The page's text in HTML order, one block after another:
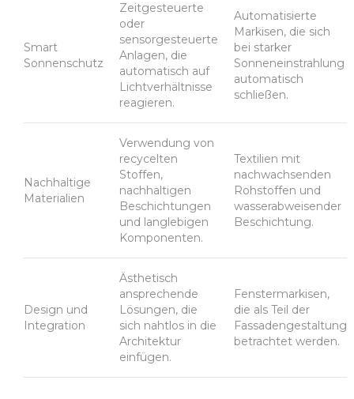
Smart
Sonnenschutz
Zeitgesteuerte
oder
sensorgesteuerte
Anlagen, die
automatisch auf
Lichtverhältnisse
reagieren.
Automatisierte
Markisen, die sich
bei starker
Sonneneinstrahlung
automatisch
schließen.
Nachhaltige
Materialien
Verwendung von
recycelten
Stoffen,
nachhaltigen
Beschichtungen
und langlebigen
Komponenten.
Textilien mit
nachwachsenden
Rohstoffen und
wasserabweisender
Beschichtung.
Design und
Integration
Ästhetisch
ansprechende
Lösungen, die
sich nahtlos in die
Architektur
einfügen.
Fenstermarkisen,
die als Teil der
Fassadengestaltung
betrachtet werden.